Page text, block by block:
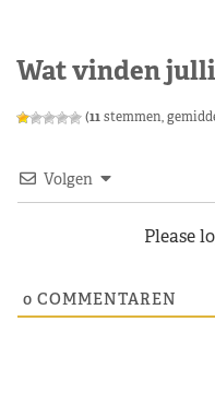
Wat vinden
(11stemmen,
Volgen
Please
0 COMMENTAREN